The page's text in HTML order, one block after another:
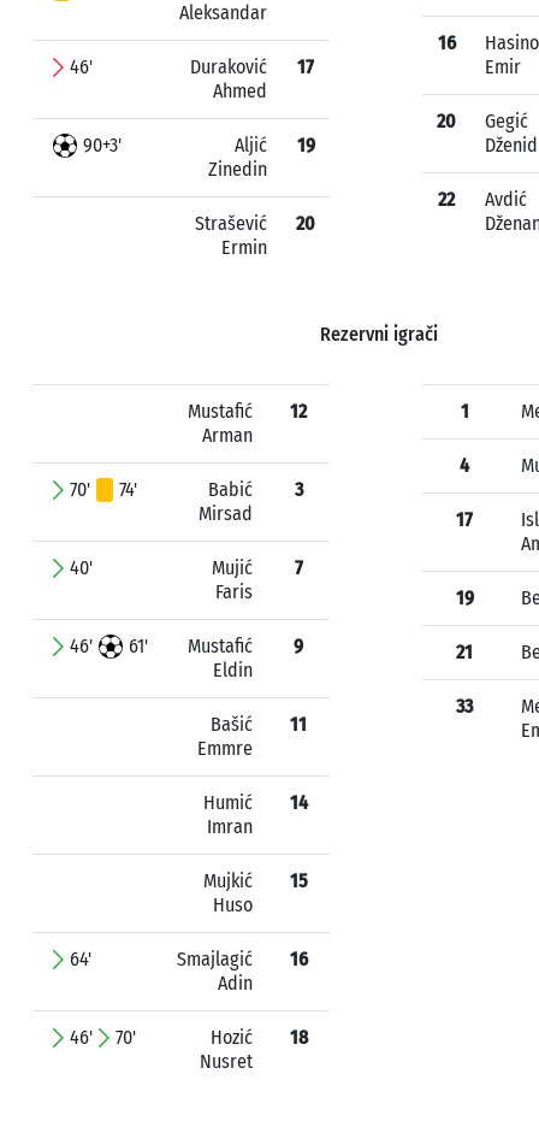
Aleksandar
46'
Duraković
Ahmed
17
90+3'
Aljić
Zinedin
19
Strašević
Ermin
20
16
Emir
20
Gegić
Dženid
22
Avdić
Rezervni igrači
Mustafić
Arman
12
70' 74'
Babić
Mirsad
3
40'
Mujić
Faris
7
46' 61'
Mustafić
Eldin
9
Bašić
Emmre
11
Humić
Imran
14
Mujkić
Huso
15
64'
Smajlagić
Adin
16
46' 70'
Hozić
Nusret
18
1
4
17
19
21
33